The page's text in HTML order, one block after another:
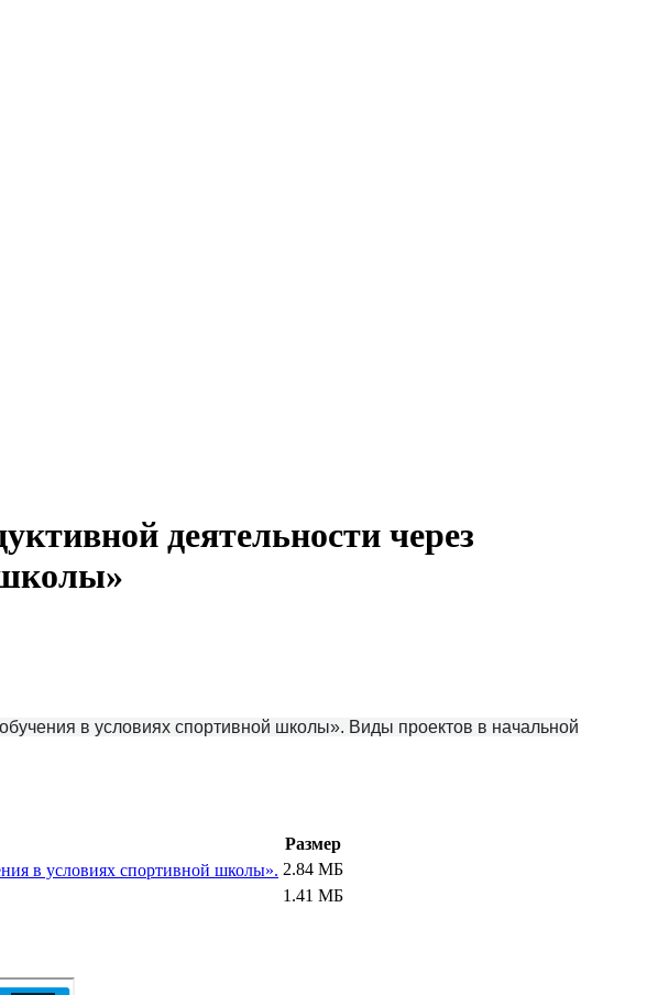
деятельности через
в условиях спортивной школы». Виды проектов в начальной
Размер
в условиях спортивной школы». 2.84 МБ
1.41 МБ